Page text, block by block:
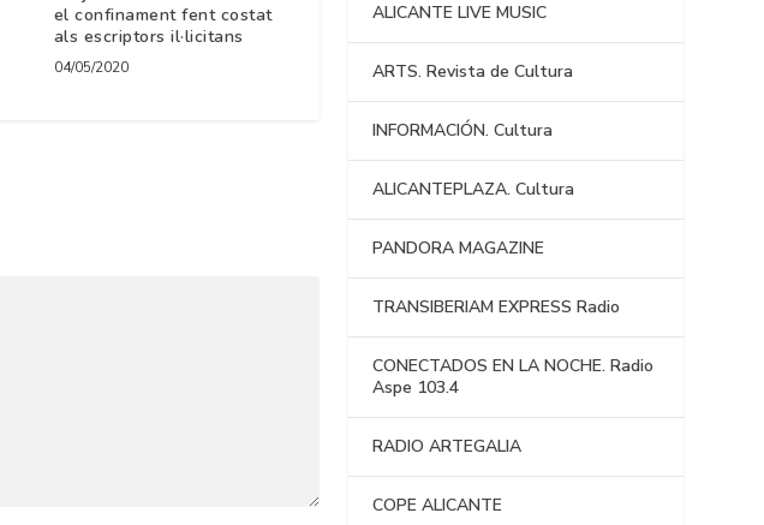
el confinament fent costat
als escriptors il·licitans
04/05/2020
ALICANTE LIVE MUSIC
ARTS. Revista de Cultura
INFORMACIÓN. Cultura
ALICANTEPLAZA. Cultura
PANDORA MAGAZINE
TRANSIBERIAM EXPRESS Radio
CONECTADOS EN LA NOCHE. Radio
Aspe 103.4
RADIO ARTEGALIA
COPE ALICANTE